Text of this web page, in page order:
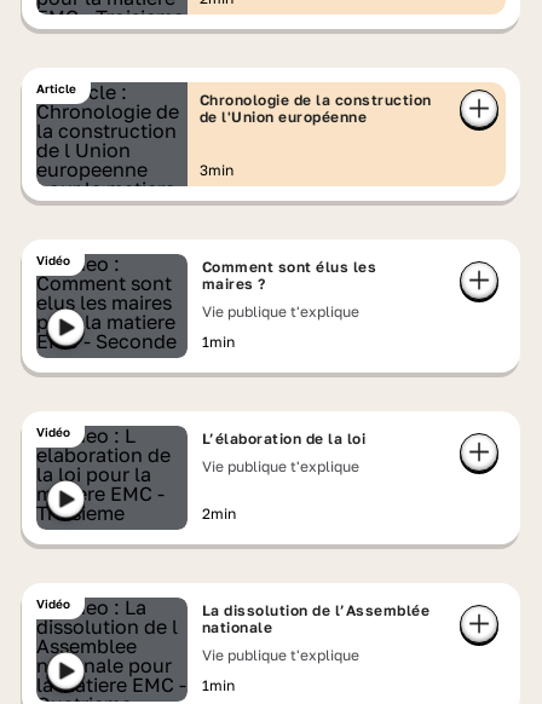
Article
Chronologie de la construction
de l'Union européenne
3min
Vidéo
Comment sont élus les
maires ?
Vie publique t'explique
1min
Vidéo
L’élaboration de la loi
Vie publique t'explique
2min
Vidéo
La dissolution de l’Assemblée
nationale
Vie publique t'explique
1min